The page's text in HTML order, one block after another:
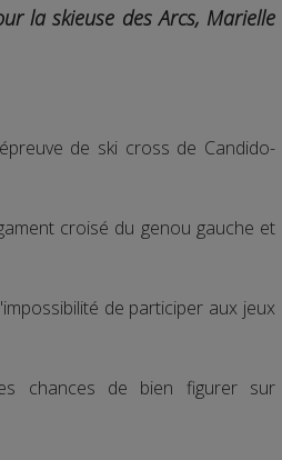
la skieuse des Arcs, Marielle
de ski cross de Candido-
croisé du genou gauche et
de participer aux jeux
chances de bien figurer sur